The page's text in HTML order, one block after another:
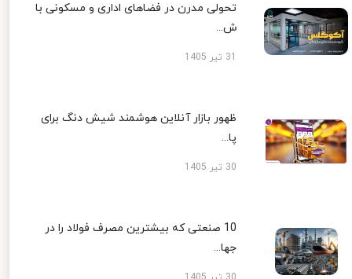
تحولی مدرن در فضاهای اداری و مسکونی با
ش...
ظهور بازار آنلاین هوشمند شیش دنگ برای
پا...
30 تیر 1405
10 صنعتی که بیشترین مصرف فولاد را در
جها...